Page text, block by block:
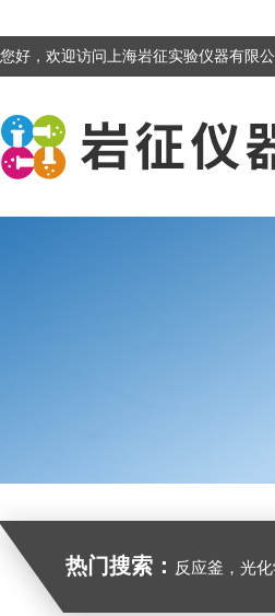
您好，欢迎访问上海岩征实验仪器有限公
热门搜索： 反应釜，光